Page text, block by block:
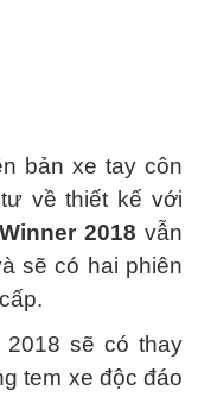
bản xe tay côn
về thiết kế với
Winner 2018 vẫn
sẽ có hai phiên
2018 sẽ có thay
tem xe độc đáo